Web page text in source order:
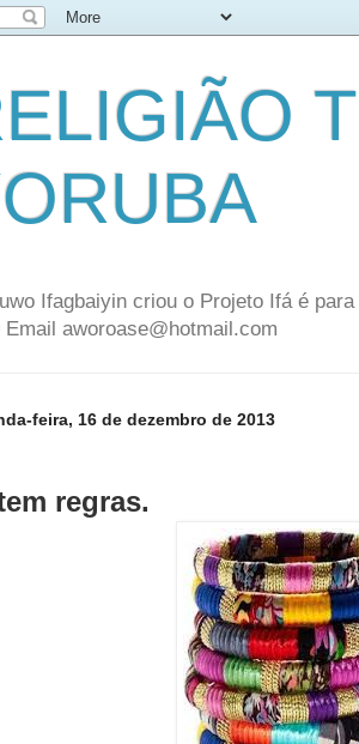
Ifagbaiyin criou o Projeto Ifá é
Email aworoase@hotmail.com
feira, 16 de dezembro de 2013
regras.